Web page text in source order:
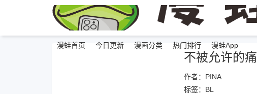
漫蛙首页 今日更新 漫画分类 热门排行 漫蛙App
不被允许的痛
作者：PINA
标签： BL